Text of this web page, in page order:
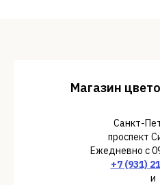
Магазин
Санкт-
проспект
Ежедневно с
+7 (931)
и